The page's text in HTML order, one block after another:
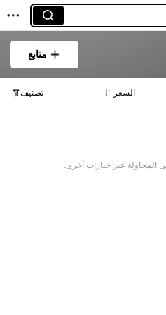
متابع
السعر تصنيف
المحاولة عبر خيارات أخرى.